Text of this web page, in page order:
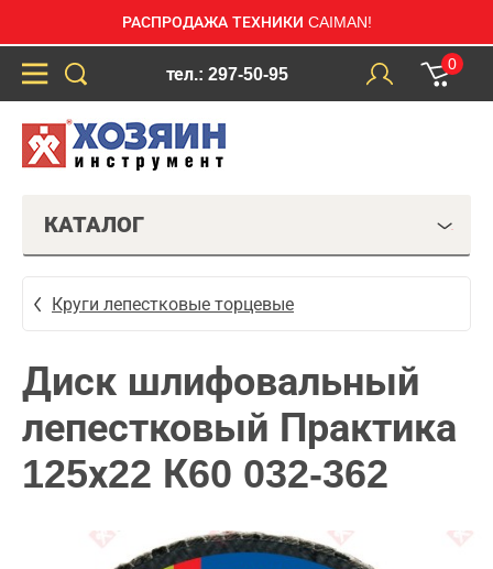
РАСПРОДАЖА ТЕХНИКИ CAIMAN!
тел.: 297-50-95
0
КАТАЛОГ
Круги лепестковые торцевые
Диск шлифовальный
лепестковый Практика
125х22 К60 032-362